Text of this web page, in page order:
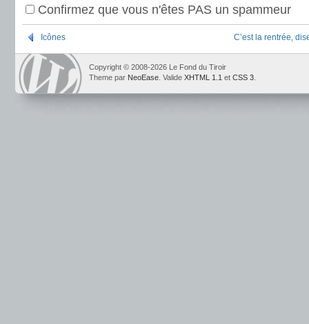
Confirmez que vous n'êtes PAS un spammeur
Icônes C’est la rentrée,
Copyright © 2008-2026 Le Fond du Tiroir
Theme par NeoEase . Valide XHTML 1.1 et CSS 3